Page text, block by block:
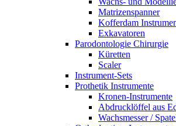
Matrizenspanner
Kofferdam
Exkavatoren
Parodontologie Chirurgie
Küretten
Scaler
Instrument-Sets
Prothetik Instrumente
Kronen-Instrumente
Abdrucklöffel aus
Wachsmesser /